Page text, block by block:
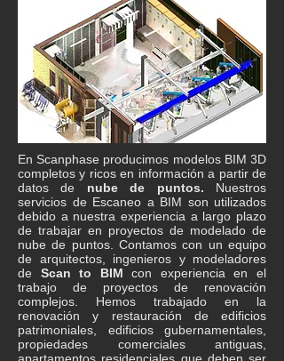
En Scanphase producimos modelos BIM 3D
completos y ricos en información a partir de
datos de nube de puntos. Nuestros
servicios de Escaneo a BIM son utilizados
debido a nuestra experiencia a largo plazo
de trabajar en proyectos de modelado de
nube de puntos. Contamos con un equipo
de arquitectos, ingenieros y modeladores
de Scan to BIM con experiencia en el
trabajo de proyectos de renovación
complejos. Hemos trabajado en la
renovación y restauración de edificios
patrimoniales, edificios gubernamentales,
propiedades comerciales antiguas,